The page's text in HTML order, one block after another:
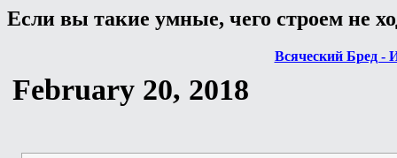
Если вы такие умные, чего строем не
Всяческий Бред -
February 20, 2018